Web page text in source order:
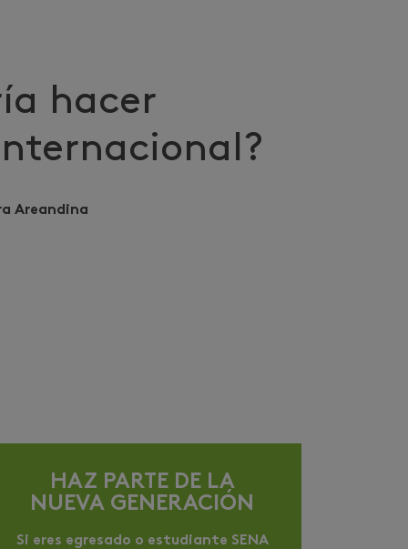
hacer
Areandina
HAZ PARTE DE LA
NUEVA GENERACIÓN
Si eres egresado o estudiante SENA